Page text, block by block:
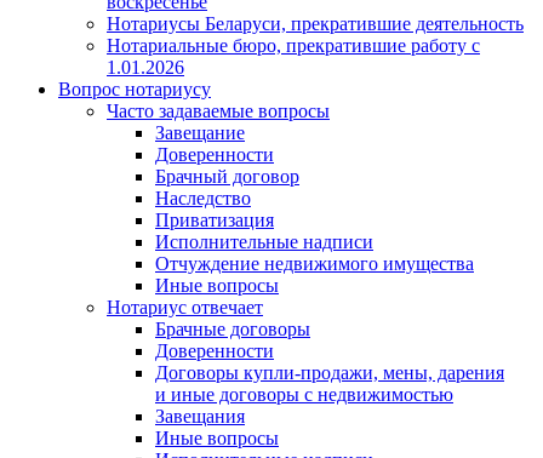
Нотариусы Беларуси, прекратившие деятельность
Нотариальные бюро, прекратившие работу с
1.01.2026
Вопрос нотариусу
Часто задаваемые вопросы
Завещание
Доверенности
Брачный договор
Наследство
Приватизация
Исполнительные надписи
Отчуждение недвижимого имущества
Иные вопросы
Нотариус отвечает
Брачные договоры
Доверенности
Договоры купли-продажи, мены, дарения
и иные договоры с недвижимостью
Завещания
Иные вопросы